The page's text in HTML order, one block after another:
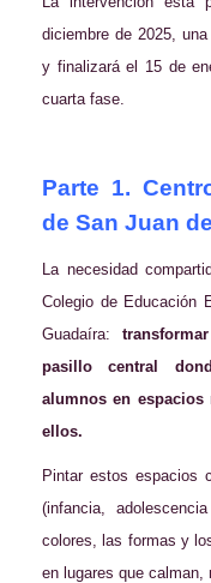
diciembre de 2025,
y finalizará el 15 de
cuarta fase.
Parte 1.
de San Juan
La necesidad
Colegio de Educación
Guadaíra:
pasillo central
alumnos en
ellos.
Pintar estos espacios
(infancia,
colores, las formas y
en lugares que calman,